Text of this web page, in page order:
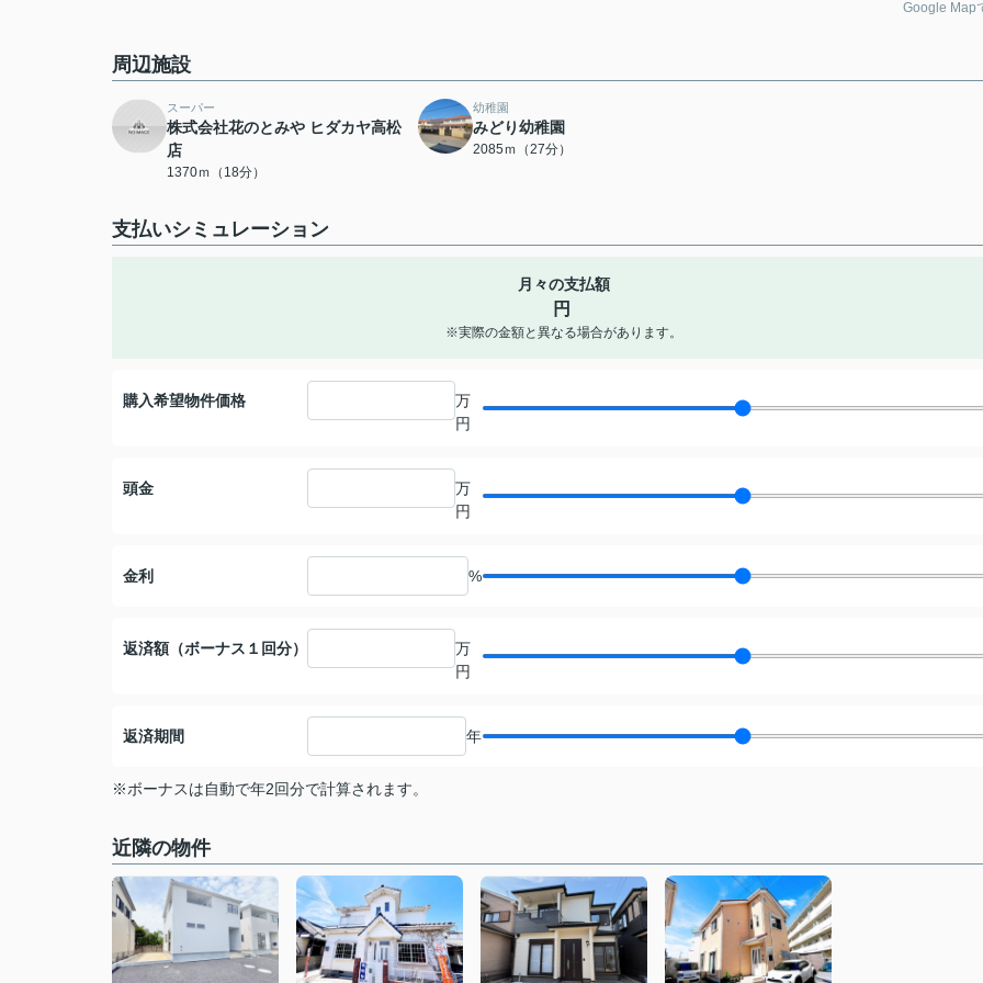
Google Map
周辺施設
スーパー
株式会社花のとみや ヒダカヤ高松
店
1370ｍ（18分）
幼稚園
みどり幼稚園
2085ｍ（27分）
支払いシミュレーション
月々の支払額
円
※実際の金額と異なる場合があります。
購入希望物件価格
万
円
頭金
万
円
金利 %
返済額（ボーナス１回分）
万
円
返済期間 年
※ボーナスは自動で年2回分で計算されます。
近隣の物件